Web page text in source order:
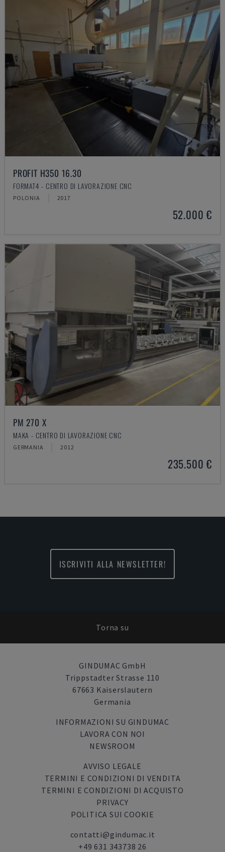
PROFIT H350 16.30
FORMAT4 - CENTRO DI LAVORAZIONE CNC
POLONIA 2017
52.000 €
PM 270 X
MAKA - CENTRO DI LAVORAZIONE CNC
GERMANIA 2012
235.500 €
ISCRIVITI ALLA NEWSLETTER!
Torna su
GINDUMAC GmbH
Trippstadter Strasse 110
67663 Kaiserslautern
Germania
INFORMAZIONI SU GINDUMAC
LAVORA CON NOI
NEWSROOM
AVVISO LEGALE
TERMINI E CONDIZIONI DI VENDITA
TERMINI E CONDIZIONI DI ACQUISTO
PRIVACY
POLITICA SUI COOKIE
contatti@gindumac.it
+49 631 343738 26